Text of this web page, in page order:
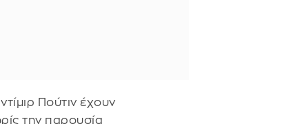
Πούτιν έχουν
την παρουσία